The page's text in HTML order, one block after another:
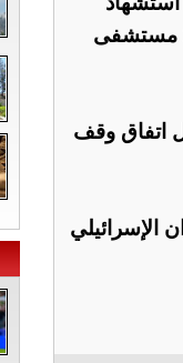
108 من الكوادر الطبية، وتدمير 108 سيارات إسعاف، وتحييد 16 مستشفى
ودخول اتفاق وقف
الإسرائيلي